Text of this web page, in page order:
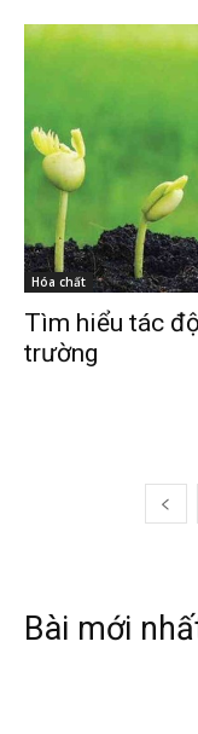
Hóa chất
Tìm hiểu tác
trường
Bài mới